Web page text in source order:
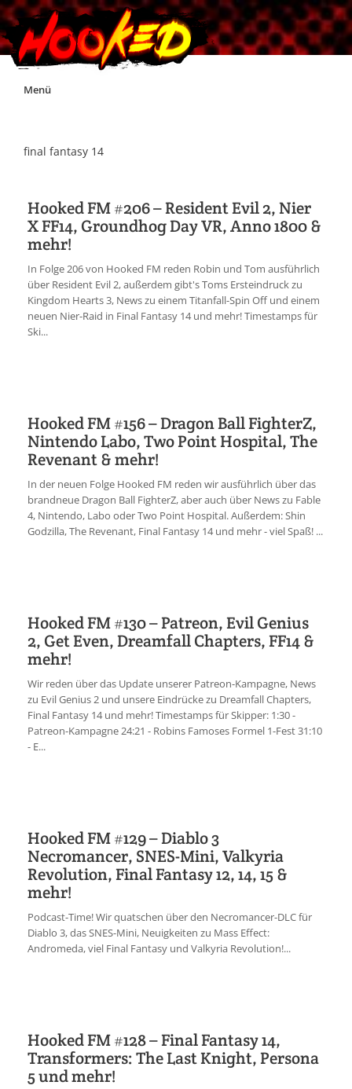
Skip
Menü
Impressum
Jobs
Discord
final fantasy 14
Hooked FM #206 – Resident Evil 2, Nier
X FF14, Groundhog Day VR, Anno 1800 &
mehr!
In Folge 206 von Hooked FM reden Robin und Tom ausführlich
über Resident Evil 2, außerdem gibt's Toms Ersteindruck zu
Kingdom Hearts 3, News zu einem Titanfall-Spin Off und einem
neuen Nier-Raid in Final Fantasy 14 und mehr! Timestamps für
Ski...
Hooked FM #156 – Dragon Ball FighterZ,
Nintendo Labo, Two Point Hospital, The
Revenant & mehr!
In der neuen Folge Hooked FM reden wir ausführlich über das
brandneue Dragon Ball FighterZ, aber auch über News zu Fable
4, Nintendo, Labo oder Two Point Hospital. Außerdem: Shin
Godzilla, The Revenant, Final Fantasy 14 und mehr - viel Spaß! ...
Hooked FM #130 – Patreon, Evil Genius
2, Get Even, Dreamfall Chapters, FF14 &
mehr!
Wir reden über das Update unserer Patreon-Kampagne, News
zu Evil Genius 2 und unsere Eindrücke zu Dreamfall Chapters,
Final Fantasy 14 und mehr! Timestamps für Skipper: 1:30 -
Patreon-Kampagne 24:21 - Robins Famoses Formel 1-Fest 31:10
- E...
Hooked FM #129 – Diablo 3
Necromancer, SNES-Mini, Valkyria
Revolution, Final Fantasy 12, 14, 15 &
mehr!
Podcast-Time! Wir quatschen über den Necromancer-DLC für
Diablo 3, das SNES-Mini, Neuigkeiten zu Mass Effect:
Andromeda, viel Final Fantasy und Valkyria Revolution!...
Hooked FM #128 – Final Fantasy 14,
Transformers: The Last Knight, Persona
5 und mehr!